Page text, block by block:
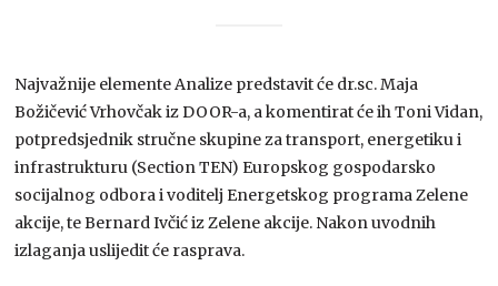
Najvažnije elemente Analize predstavit će dr.sc. Maja
Božičević Vrhovčak iz DOOR-a, a komentirat će ih Toni Vidan,
potpredsjednik stručne skupine za transport, energetiku i
infrastrukturu (Section TEN) Europskog gospodarsko
socijalnog odbora i voditelj Energetskog programa Zelene
akcije, te Bernard Ivčić iz Zelene akcije. Nakon uvodnih
izlaganja uslijedit će rasprava.